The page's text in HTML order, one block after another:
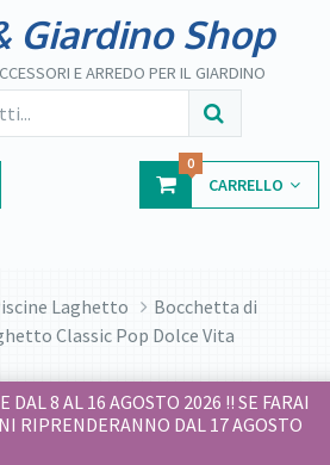
Giardino Shop
E ARREDO PER IL GIARDINO
CARRELLO
0
Laghetto
Bocchetta di
Classic Pop Dolce Vita
DAL 8 AL 16 AGOSTO 2026 !! SE FARAI
RIPRENDERANNO DAL 17 AGOSTO